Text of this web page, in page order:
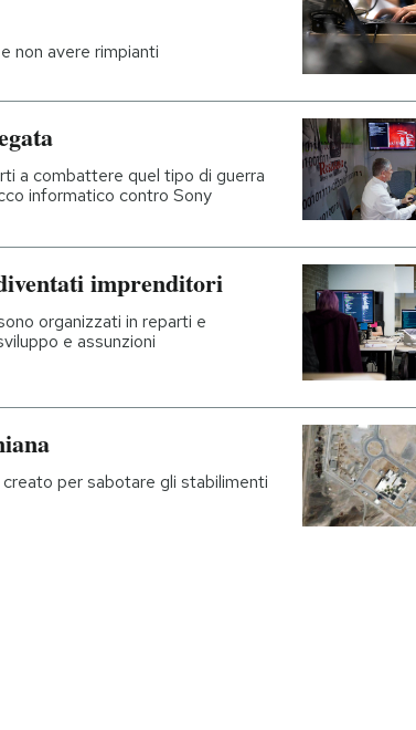
non avere rimpianti
a combattere quel tipo di guerra
informatico contro Sony
imprenditori
organizzati in reparti e
e assunzioni
per sabotare gli stabilimenti